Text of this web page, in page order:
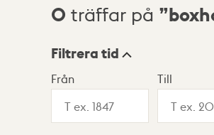
Sökresultat
0 träffar på
Visningsläge
Filtrera tid
Från Till